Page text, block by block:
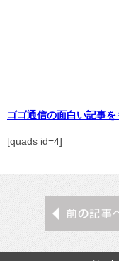
ゴゴ通信の面白い記事
[quads id=4]